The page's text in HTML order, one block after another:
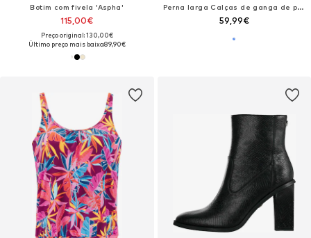
Botim com fivela 'Aspha'
115,00€
Preço original: 130,00€
Último preço mais baixo:89,90€
Perna larga Calças de ganga de pregas
59,99€